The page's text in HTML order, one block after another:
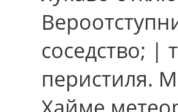
соседство; |
перистиля.